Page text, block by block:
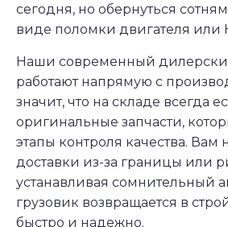
сегодня, но обернуться
виде поломки двигателя или
Наши современный
работают напрямую с
значит, что на складе всегда
оригинальные запчасти,
этапы контроля качества. Вам
доставки из-за границы или
устанавливая сомнительный
грузовик возвращается в
быстро и надежно.